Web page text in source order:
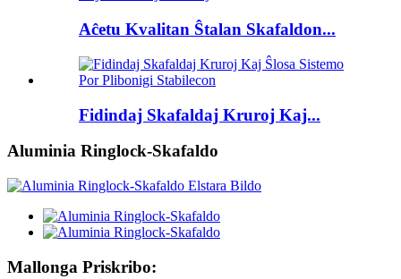
Aĉetu Kvalitan Ŝtalan Skafaldon...
Fidindaj Skafaldaj Kruroj Kaj...
Aluminia Ringlock-Skafaldo
Mallonga Priskribo: